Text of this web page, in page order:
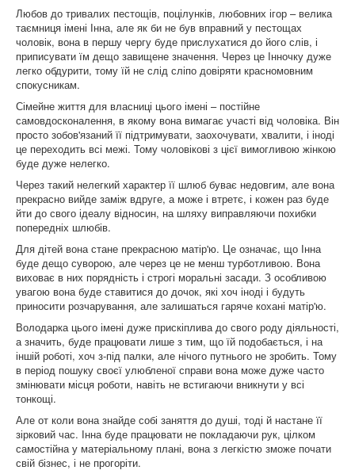
Любов до тривалих пестощів, поцілунків, любовних ігор – велика
таємниця імені Інна, але як би не був вправний у пестощах
чоловік, вона в першу чергу буде прислухатися до його слів, і
приписувати їм дещо завищене значення. Через це Інночку дуже
легко обдурити, тому їй не слід сліпо довіряти красномовним
спокусникам.
Сімейне життя для власниці цього імені – постійне
самовдосконалення, в якому вона вимагає участі від чоловіка. Він
просто зобов'язаний її підтримувати, заохочувати, хвалити, і іноді
це переходить всі межі. Тому чоловікові з цієї вимогливою жінкою
буде дуже нелегко.
Через такий нелегкий характер її шлюб буває недовгим, але вона
прекрасно вийде заміж вдруге, а може і втретє, і кожен раз буде
йти до свого ідеалу відносин, на шляху виправляючи похибки
попередніх шлюбів.
Для дітей вона стане прекрасною матір'ю. Це означає, що Інна
буде дещо суворою, але через це не менш турботливою. Вона
виховає в них порядність і строгі моральні засади. З особливою
увагою вона буде ставитися до дочок, які хоч іноді і будуть
приносити розчарування, але залишаться гаряче кохані матір'ю.
Володарка цього імені дуже прискіплива до свого роду діяльності,
а значить, буде працювати лише з тим, що їй подобається, і на
іншій роботі, хоч з-під палки, але нічого путнього не зробить. Тому
в період пошуку своєї улюбленої справи вона може дуже часто
змінювати місця роботи, навіть не встигаючи вникнути у всі
тонкощі.
Але от коли вона знайде собі заняття до душі, тоді й настане її
зірковий час. Інна буде працювати не покладаючи рук, цілком
самостійна у матеріальному плані, вона з легкістю зможе почати
свій бізнес, і не прогоріти.